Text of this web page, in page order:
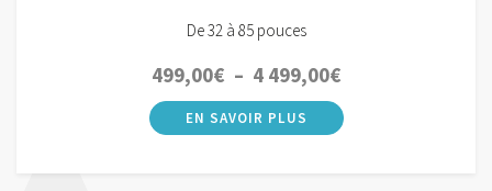
De 32 à 85 pouces
499,00€ – 4 499,00€Plage
de
prix :